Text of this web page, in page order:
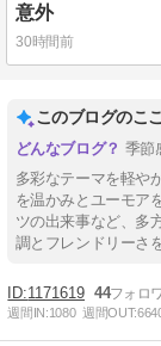
意外
30時間前
このブログのこ
季節
多彩なテーマを軽や
を温かみとユーモア
ツの出来事など、多
調とフレンドリーさ
1171619 44
週間IN:1080 週間OUT: